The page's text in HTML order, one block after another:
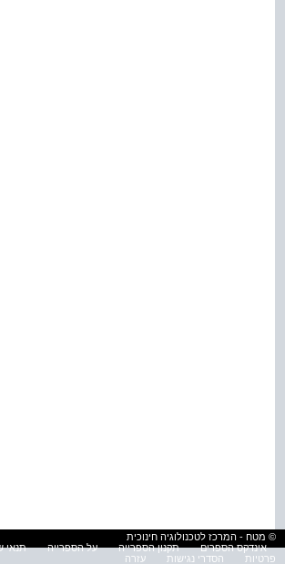
© מטח - המרכז לטכנולוגיה חינוכית
אינדקס הספרים
תקנון הספרייה על הספרייה
תנאי
פרטיות
הסדרי נגישות עזרה